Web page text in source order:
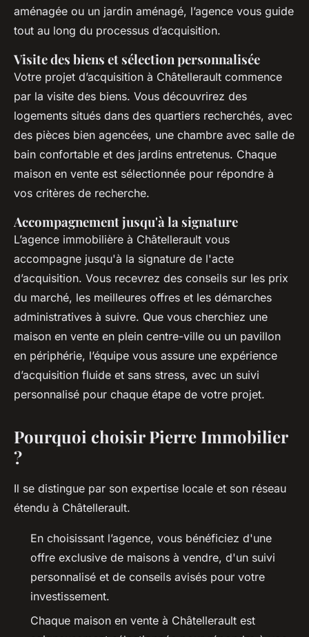
aménagée ou un jardin aménagé, l’agence vous guide
tout au long du processus d’acquisition.
Visite des biens et sélection personnalisée
Votre projet d’acquisition à Châtellerault commence
par la visite des biens. Vous découvrirez des
logements situés dans des quartiers recherchés, avec
des pièces bien agencées, une chambre avec salle de
bain confortable et des jardins entretenus. Chaque
maison en vente est sélectionnée pour répondre à
vos critères de recherche.
Accompagnement jusqu'à la signature
L’agence immobilière à Châtellerault vous
accompagne jusqu'à la signature de l'acte
d’acquisition. Vous recevrez des conseils sur les prix
du marché, les meilleures offres et les démarches
administratives à suivre. Que vous cherchiez une
maison en vente en plein centre-ville ou un pavillon
en périphérie, l’équipe vous assure une expérience
d’acquisition fluide et sans stress, avec un suivi
personnalisé pour chaque étape de votre projet.
Pourquoi choisir Pierre Immobilier
?
Il se distingue par son expertise locale et son réseau
étendu à Châtellerault.
En choisissant l’agence, vous bénéficiez d'une
offre exclusive de maisons à vendre, d'un suivi
personnalisé et de conseils avisés pour votre
investissement.
Chaque maison en vente à Châtellerault est